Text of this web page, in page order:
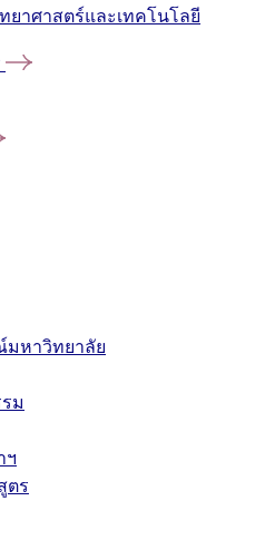
ยาศาสตร์และเทคโนโลยี
มหาวิทยาลัย
ม
ฯ
ตร